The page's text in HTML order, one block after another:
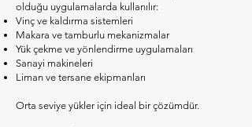
olduğu uygulamalarda kullanılır:
Vinç ve kaldırma sistemleri
Makara ve tamburlu mekanizmalar
Yük çekme ve yönlendirme uygulamaları
Sanayi makineleri
Liman ve tersane ekipmanları
Orta seviye yükler için ideal bir çözümdür.